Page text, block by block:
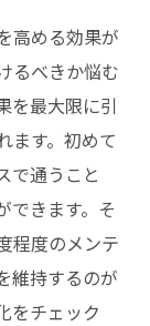
高める効果が
るべきか悩む
を最大限に引
ます。初めて
で通うこと
できます。そ
程度のメンテ
維持するのが
をチェック